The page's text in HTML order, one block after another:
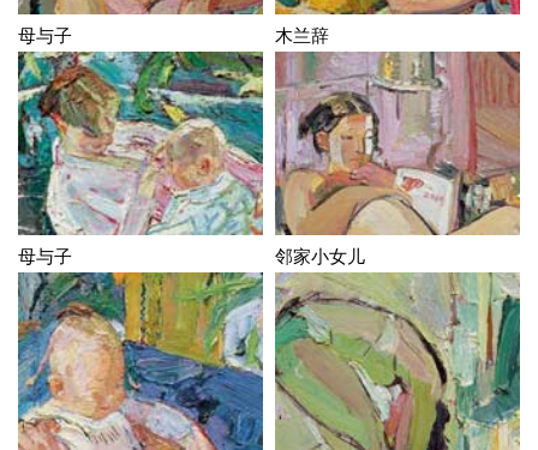
母与子 木兰辞
母与子 邻家小女儿